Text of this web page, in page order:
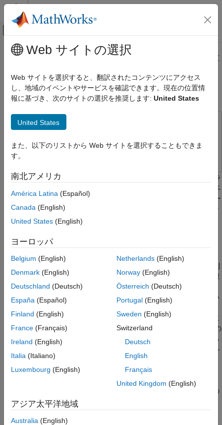
コンテンツへスキップ
オフキャンバス ナビゲーション メ
ドキュメンテーションのホーム
Simulink Control Design
制御システムの設計と調整
モデルベースの PID コントローラー調整
帯域幅近傍のプラントの周波数応答を使用し
た PID コントローラーの設計
降圧コンバーター モデル
周波数応答ベースの PID 調整器を開く
設計目標の指定
PID コントローラーの調整と結果の検証
メインコンテンツ
帯域幅近傍のプラントの周波数応答
を使用した PID コントローラーの
設計
この例では次を使用します。
Simulink Control DesignSimulink Control Design
この例では、線形化できないプラントに対する PID コントローラ
ーの調整方法の 1 つについて説明します。ここでは周波数応答ベ
ースの PID 調整器を使用して、制御帯域幅近傍での降圧コンバー
ターの周波数応答を自動的に特徴付けた後、PID コントローラー
を調整します。
降圧コンバーター モデル
降圧コンバーターは、DC を DC に変換します。この例のモデル
では、スイッチング電源を使用して、DC 30 V の電源電圧を、制
御された DC 電源電圧に変換します。このコンバーターは、理想
的なスイッチではなく MOSFET を使用してモデル化すること
で、デバイスのオン抵抗が確実に正しく表現されるようにしてい
これらの MOSFET スイッチを含んでいます。従来の PID 設計に
は "基準電圧" (コントローラー出力) から測定電圧へのシステムの
線形モデルが必要です。しかし、このモデルにはスイッチがある
ため、自動線形化によってゼロのシステムが得られます。モデル
がゼロに線形化される場合、いくつかの代替方法を使用できま
す。
。別の操作点またはシミュレーションの
スナップショット時間でモデルを線形化します。
新規プラントの同定
。測定またはシミュレートされたデータ
Web サイトの選択
Web サイトを選択すると、翻訳されたコンテンツにアクセス
し、地域のイベントやサービスを確認できます。現在の位置情
報に基づき、次のサイトの選択を推奨します: United States
United States
また、以下のリストから Web サイトを選択することもできま
す。
南北アメリカ
América Latina (Español)
Canada (English)
United States (English)
ヨーロッパ
Belgium (English)
Denmark (English)
Deutschland (Deutsch)
España (Español)
Finland (English)
France (Français)
Ireland (English)
Italia (Italiano)
Luxembourg (English)
Netherlands(English)
Norway(English)
Österreich (Deutsch)
Portugal(English)
Sweden (English)
Switzerland
Deutsch
English
Français
United Kingdom (English)
アジア太平洋地域
Australia (English)